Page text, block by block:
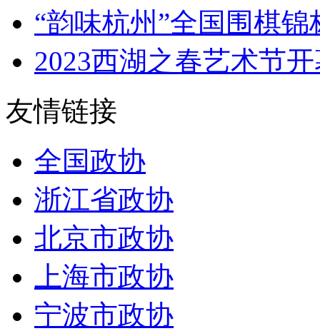
“韵味杭州”全国围棋
2023西湖之春艺术节
友情链接
全国政协
浙江省政协
北京市政协
上海市政协
宁波市政协